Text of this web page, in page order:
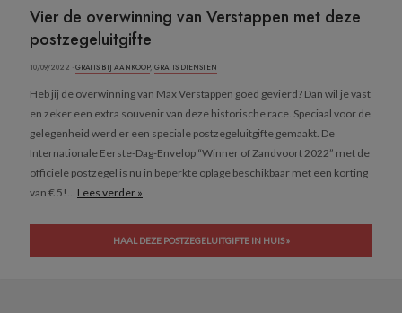
Vier de overwinning van Verstappen met deze
postzegeluitgifte
10/09/2022 ·GRATIS BIJ AANKOOP, GRATIS DIENSTEN
Heb jij de overwinning van Max Verstappen goed gevierd? Dan wil je vast
en zeker een extra souvenir van deze historische race. Speciaal voor de
gelegenheid werd er een speciale postzegeluitgifte gemaakt. De
Internationale Eerste-Dag-Envelop “Winner of Zandvoort 2022” met de
officiële postzegel is nu in beperkte oplage beschikbaar met een korting
van € 5!... Lees verder »
HAAL DEZE POSTZEGELUITGIFTE IN HUIS »